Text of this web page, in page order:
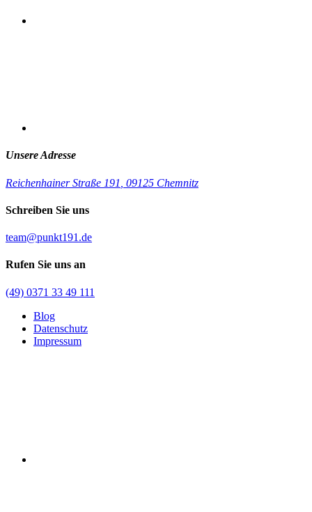
Unsere Adresse
Reichenhainer Straße 191 09125 Chemnitz
Schreiben Sie uns
team@punkt191.de
Rufen Sie uns an
(49) 0371 33 49 111
Blog
Datenschutz
Impressum